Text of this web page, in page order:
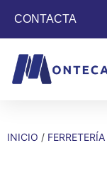
CONTACTA
INICIO / FERRETERÍA